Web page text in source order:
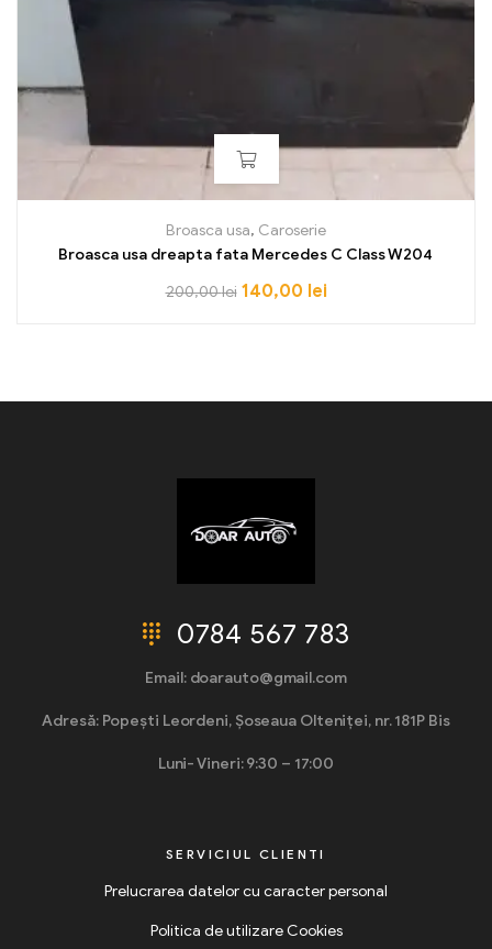
Broasca usa, Caroserie
Broasca usa dreapta fata Mercedes C Class W204
200,00lei 140,00 lei
0784 567 783
Email: doarauto@gmail.com
Adresă: Popești Leordeni, Șoseaua Olteniței, nr. 181P Bis
Luni- Vineri: 9:30 – 17:00
SERVICIUL CLIENTI
Prelucrarea datelor cu caracter personal
Politica de utilizare Cookies